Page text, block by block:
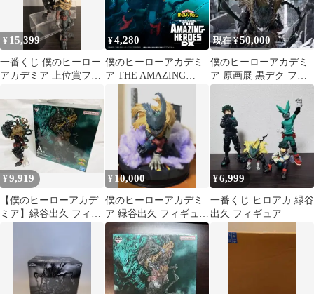
¥ 15,399
一番くじ 僕のヒーロー
アカデミア 上位賞フィ
二） 3体セット
¥4,280
僕のヒーローアカデミ
ア THE AMAZING
HEROES-DX-IZUKU
MIDORIYA OVERLAY
現在 ¥50,000
僕のヒーローアカデミ
ア 原画展 黒デク フィ
ギュア
¥9,919
【僕のヒーローアカデ
ミア】緑谷出久 フィギ
¥ 10,000
僕のヒーローアカデミ
ア 緑谷出久 フィギュ
ア 黒デク フィギュ
アジオラマ台座
¥6,999
一番くじ ヒロアカ 緑谷
出久 フィギュア